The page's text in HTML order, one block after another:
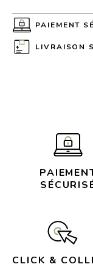
PAIEMENT
LIVRAISON
CLICK &